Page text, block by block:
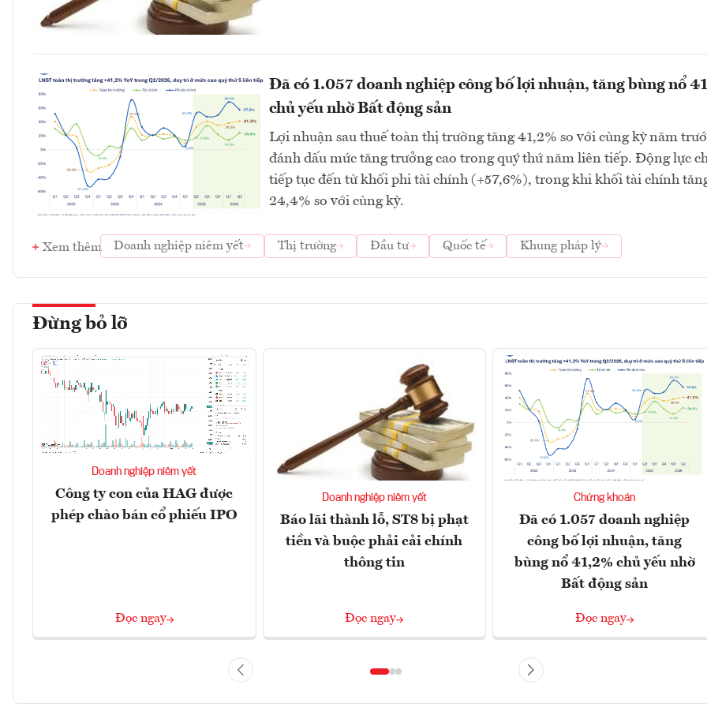
Đã có 1.057 doanh nghiệp công bố lợi nhuận, tăng bùng nổ
chủ yếu nhờ Bất động sản
Lợi nhuận sau thuế toàn thị trường tăng 41,2% so với cùng kỳ năm
đánh dấu mức tăng trưởng cao trong quý thứ năm liên tiếp. Động lực
tiếp tục đến từ khối phi tài chính (+57,6%), trong khi khối tài chính
24,4% so với cùng kỳ.
Xem thêm Doanh nghiệp niêm yết Thị trường Đầu tư Quốc tế Khung pháp lý
Đừng bỏ lỡ
Doanh nghiệp niêm yết
Công ty con của HAG được
phép chào bán cổ phiếu IPO
Đọc ngay
Doanh nghiệp niêm yết
Báo lãi thành lỗ, ST8 bị phạt
tiền và buộc phải cải chính
thông tin
Đọc ngay
Chứng khoán
Đã có 1.057 doanh nghiệp
công bố lợi nhuận, tăng
bùng nổ 41,2% chủ yếu nhờ
Bất động sản
Đọc ngay